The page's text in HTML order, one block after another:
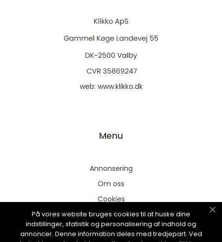
web: www.klikko.dk
Menu
Annonsering
Om oss
Cookies
Kontakta oss
Sitemap
På vores website bruges cookies til at huske dine
indstillinger, statistik og personalisering af indhold og
annoncer. Denne information deles med tredjepart. Ved